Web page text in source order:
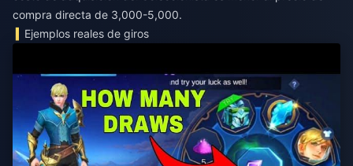
compra directa de 3,000-5,000.
Ejemplos reales de giros